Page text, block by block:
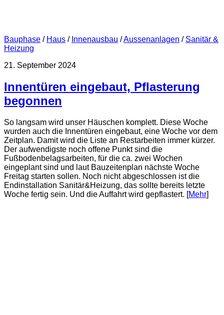
Bauphase / Haus / Innenausbau /Aussenanlagen / Sanitär &
Heizung
21. September 2024
Innentüren eingebaut, Pflasterung
begonnen
So langsam wird unser Häuschen komplett. Diese Woche
wurden auch die Innentüren eingebaut, eine Woche vor dem
Zeitplan. Damit wird die Liste an Restarbeiten immer kürzer.
Der aufwendigste noch offene Punkt sind die
Fußbodenbelagsarbeiten, für die ca. zwei Wochen
eingeplant sind und laut Bauzeitenplan nächste Woche
Freitag starten sollen. Noch nicht abgeschlossen ist die
Endinstallation Sanitär&Heizung, das sollte bereits letzte
Woche fertig sein. Und die Auffahrt wird gepflastert. [Mehr]